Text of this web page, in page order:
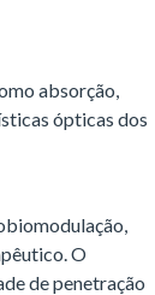
absorção,
ópticas dos
O
de penetração